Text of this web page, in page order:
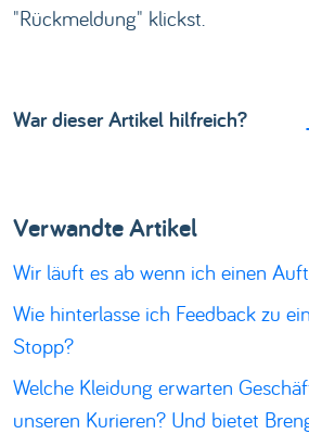
"Rückmeldung" klickst.
War dieser Artikel hilfreich?
Verwandte Artikel
Wir läuft es ab wenn ich einen
Wie hinterlasse ich Feedback zu
Stopp?
Welche Kleidung erwarten
unseren Kurieren? Und bietet